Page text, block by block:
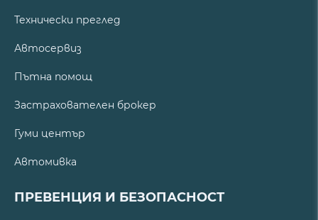
Технически преглед
Автосервиз
Пътна помощ
Застрахователен брокер
Гуми център
Автомивка
ПРЕВЕНЦИЯ И БЕЗОПАСНОСТ